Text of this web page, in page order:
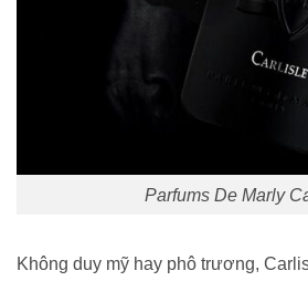
Parfums De Marly
Không duy mỹ hay phô trương,